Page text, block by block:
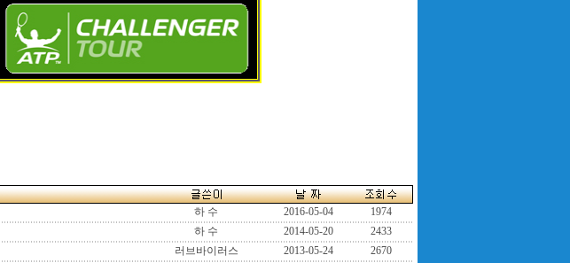
하 수 2016-05-04
1974
하 수 2014-05-20
2433
러브바이러스 2013-05-24
2670